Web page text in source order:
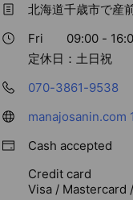
北海道千歳市で産
Fri
09:00 -
定休日：土日祝
070-3861-9538
manajosanin.com
Cash accepted
Credit card
Visa / Mastercard